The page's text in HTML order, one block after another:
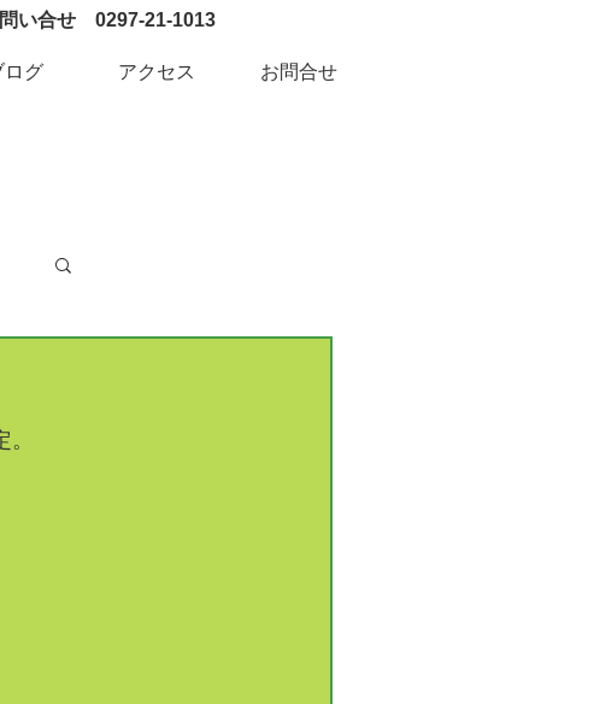
い合せ 0297-21-1013
ログ アクセス お問合せ